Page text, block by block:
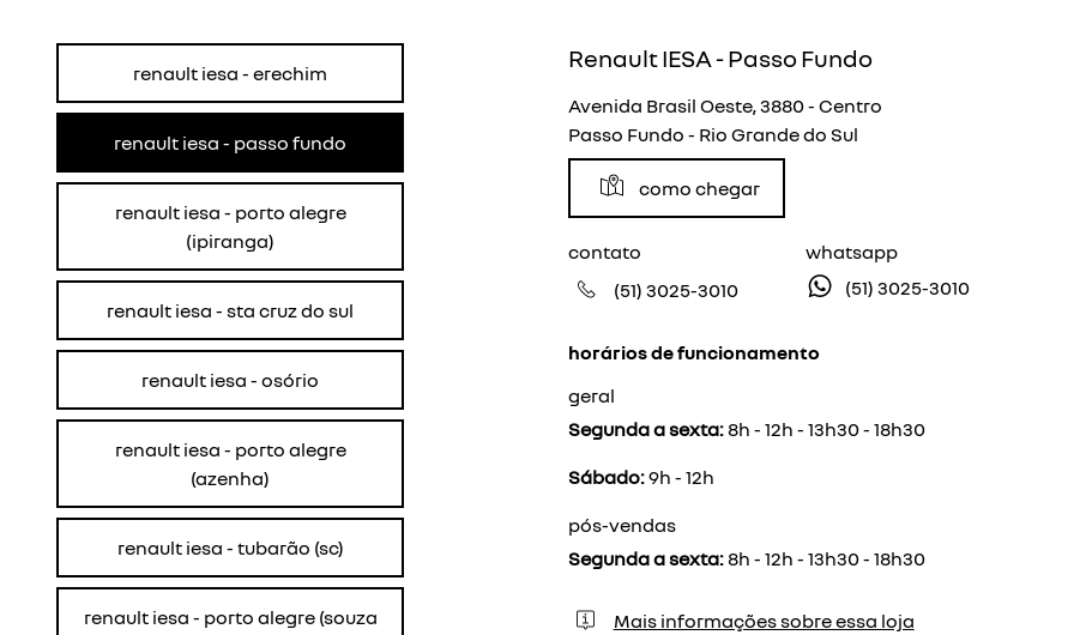
renault iesa - erechim
renault iesa - passo fundo
renault iesa - porto alegre
(ipiranga)
renault iesa - sta cruz do sul
renault iesa - osório
renault iesa - porto alegre
(azenha)
renault iesa - tubarão (sc)
renault iesa - porto alegre (souza
Renault IESA - Passo Fundo
Avenida Brasil Oeste, 3880 - Centro
Passo Fundo - Rio Grande do Sul
como chegar
contato
(51) 3025-3010
whatsapp
(51) 3025-3010
horários de funcionamento
geral
Segunda a sexta: 8h - 12h - 13h30 - 18h30
Sábado:9h - 12h
pós-vendas
Segunda a sexta: 8h - 12h - 13h30 - 18h30
Mais informações sobre essa loja